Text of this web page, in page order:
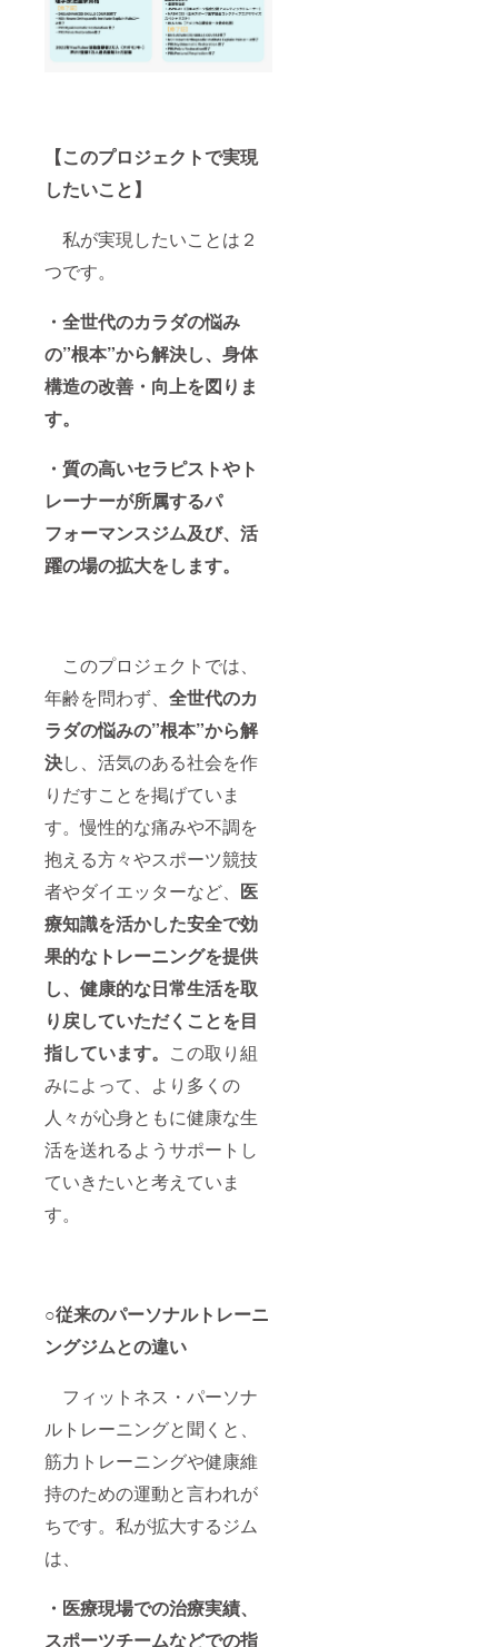
【このプロジェクトで実現
したいこと】
私が実現したいことは２
つです。
・全世代のカラダの悩み
の”根本”から解決し、身体
構造の改善・向上を図りま
す。
・質の高いセラピストやト
レーナーが所属するパ
フォーマンスジム及び、活
躍の場の拡大をします。
このプロジェクトでは、
年齢を問わず、 全世代のカ
ラダの悩みの”根本”から解
決し、活気のある社会を作
りだすことを掲げていま
す。慢性的な痛みや不調を
抱える方々やスポーツ競技
者やダイエッターなど、 医
療知識を活かした安全で効
果的なトレーニングを提供
し、健康的な日常生活を取
り戻していただくことを目
指しています。 この取り組
みによって、より多くの
人々が心身ともに健康な生
活を送れるようサポートし
ていきたいと考えていま
す。
○従来のパーソナルトレーニ
ングジムとの違い
フィットネス・パーソナ
ルトレーニングと聞くと、
筋力トレーニングや健康維
持のための運動と言われが
ちです。私が拡大するジム
は、
・医療現場での治療実績、
スポーツチームなどでの指